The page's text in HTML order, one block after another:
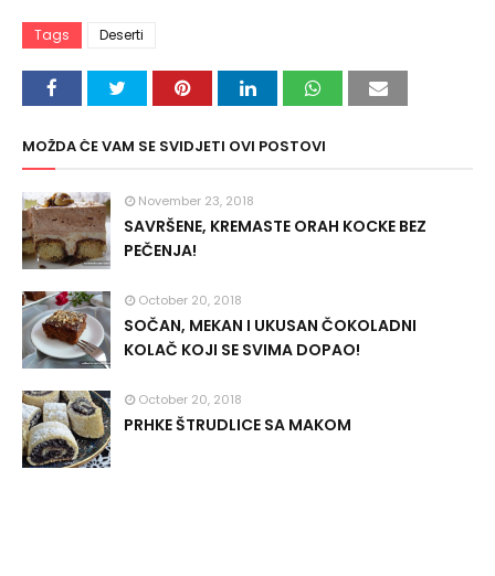
Tags Deserti
MOŽDA ĆE VAM SE SVIDJETI OVI POSTOVI
November 23, 2018
SAVRŠENE, KREMASTE ORAH KOCKE BEZ
PEČENJA!
October 20, 2018
SOČAN, MEKAN I UKUSAN ČOKOLADNI
KOLAČ KOJI SE SVIMA DOPAO!
October 20, 2018
PRHKE ŠTRUDLICE SA MAKOM